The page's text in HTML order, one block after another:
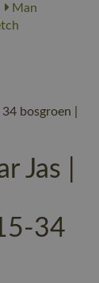
Man
bosgroen |
Jas |
34